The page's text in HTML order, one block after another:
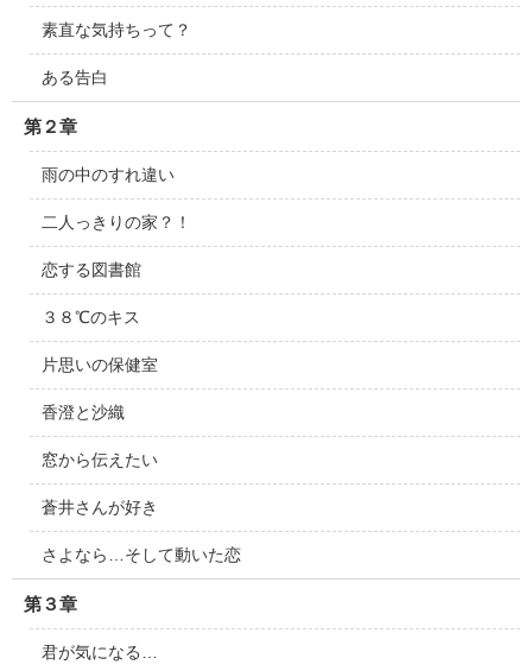
素直な気持ちって？
ある告白
第２章
雨の中のすれ違い
二人っきりの家？！
恋する図書館
３８℃のキス
片思いの保健室
香澄と沙織
窓から伝えたい
蒼井さんが好き
さよなら…そして動いた恋
第３章
君が気になる…